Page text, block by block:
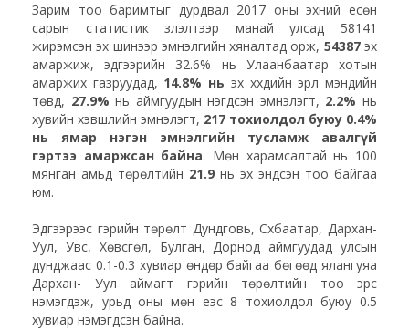
Зарим тоо баримтыг дурдвал 2017 оны эхний есөн
сарын статистик үзүүлэлтээр манай улсад 58141
жирэмсэн эх шинээр эмнэлгийн хяналтад орж, 54387эх
амаржиж, эдгээрийн 32.6% нь Улаанбаатар хотын
амаржих газруудад, 14.8% нь эх хүүхдийн эрүүл мэндийн
төвд, 27.9% нь аймгуудын нэгдсэн эмнэлэгт, 2.2%нь
хувийн хэвшлийн эмнэлэгт, 217 тохиолдол буюу 0.4%
нь ямар нэгэн эмнэлгийн тусламж авалгүй
гэртээ амаржсан байна. Мөн харамсалтай нь 100
мянган амьд төрөлтийн 21.9 нь эх эндсэн тоо байгаа
юм.
Эдгээрээс гэрийн төрөлт Дундговь, Сүхбаатар, Дархан-
Уул, Увс, Хөвсгөл, Булган, Дорнод аймгуудад улсын
дунджаас 0.1-0.3 хувиар өндөр байгаа бөгөөд ялангуяа
Дархан- Уул аймагт гэрийн төрөлтийн тоо эрс
нэмэгдэж, урьд оны мөн үеэс 8 тохиолдол буюу 0.5
хувиар нэмэгдсэн байна.